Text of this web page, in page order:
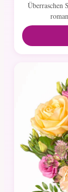
Überraschen